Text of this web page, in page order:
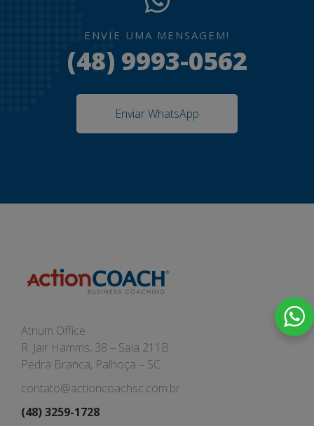
ENVIE UMA MENSAGEM!
(48) 9993-0562
Enviar WhatsApp
Atrium Office
R. Jair Hamms, 38 – Sala 211B
Pedra Branca, Palhoça – SC
contato@actioncoachsc.com.br
(48) 3259-1728